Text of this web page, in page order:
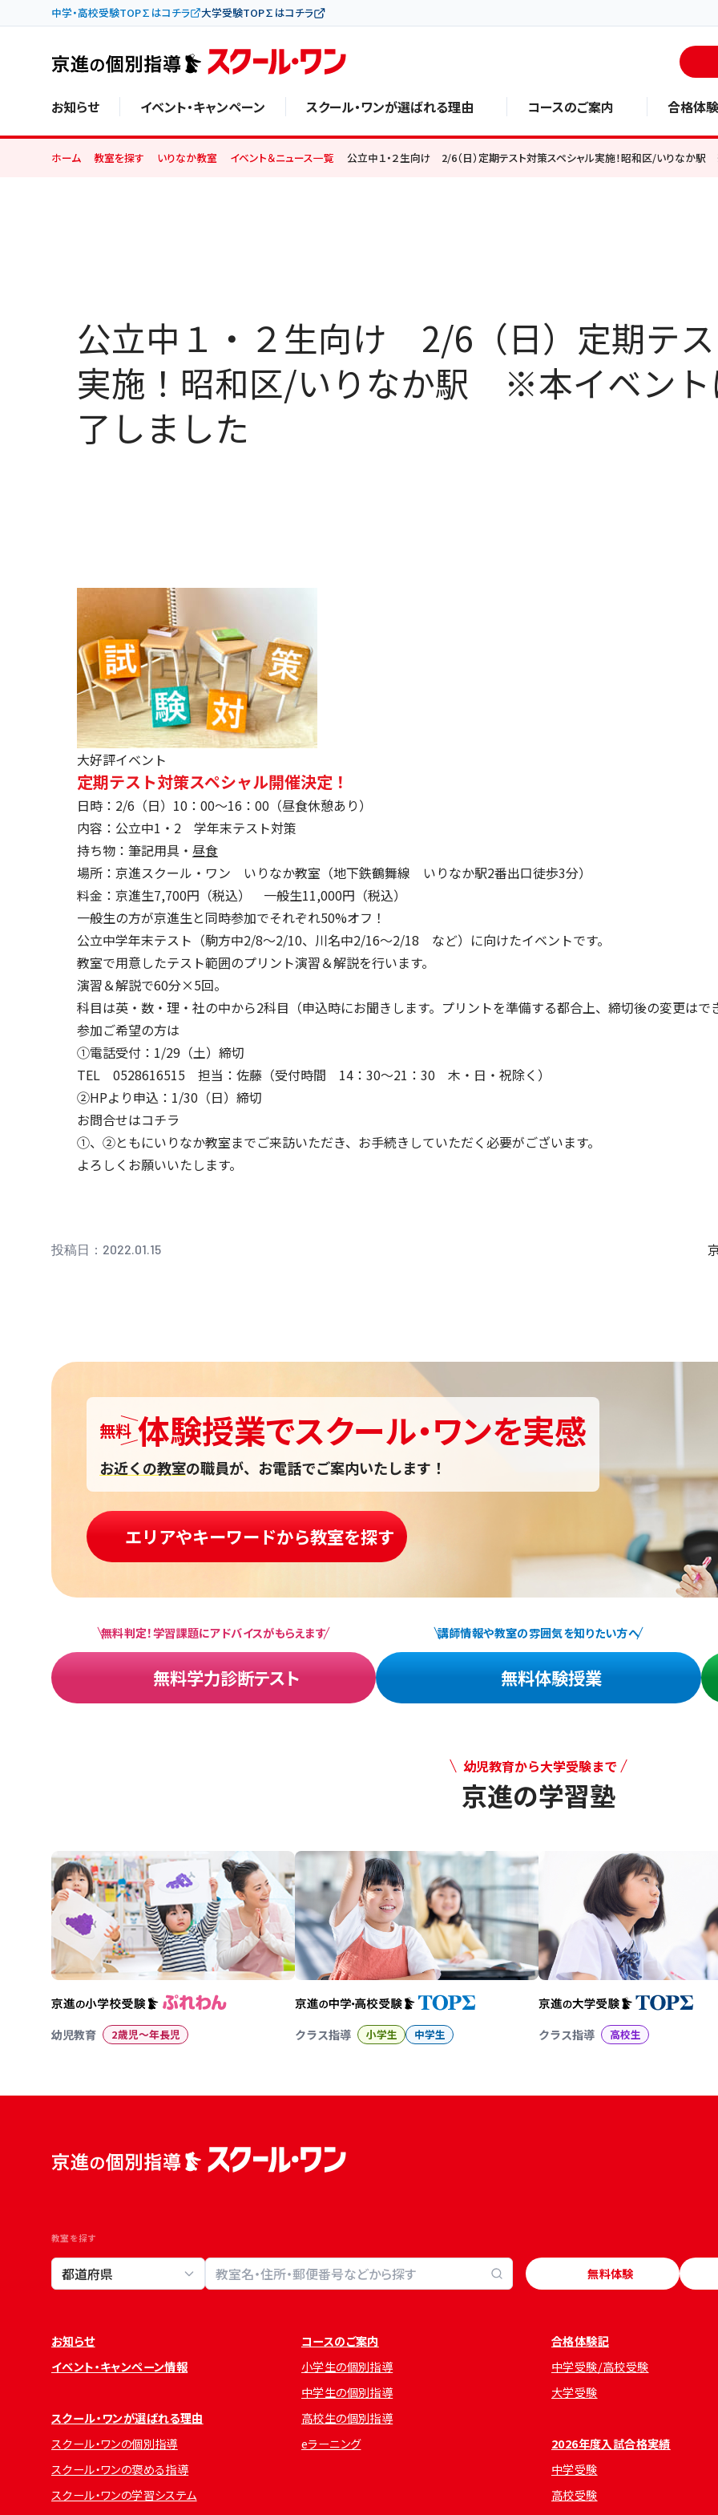
中学・高校受験TOP∑はコチラ 大学受験TOP∑はコチラ
お知らせ イベント・キャンペーン スクール・ワンが選ばれる理由 コースのご案内 合格体
ホーム 教室を探す いりなか教室 イベント＆ニュース一覧 公立中１・２生向け 2/6（日）定期テスト対策スペシャル実施！昭和区/いりなか
公立中１・２生向け 2/6（日）定期テ
実施！昭和区/いりなか駅 ※本イベント
了しました
大好評イベント
定期テスト対策スペシャル開催決定！
日時：2/6（日）10：00～16：00（昼食休憩あり）
内容：公立中1・2 学年末テスト対策
持ち物：筆記用具・ 昼食
場所：京進スクール・ワン いりなか教室（地下鉄鶴舞線 いりなか駅2番出口徒歩3分）
料金：京進生7,700円（税込） 一般生11,000円（税込）
一般生の方が京進生と同時参加でそれぞれ50%オフ！
公立中学年末テスト（駒方中2/8～2/10、川名中2/16～2/18 など）に向けたイベントです。
教室で用意したテスト範囲のプリント演習＆解説を行います。
演習＆解説で60分×5回。
科目は英・数・理・社の中から2科目（申込時にお聞きします。プリントを準備する都合上、締切後の変更はで
参加ご希望の方は
①電話受付：1/29（土）締切
TEL 0528616515 担当：佐藤（受付時間 14：30～21：30 木・日・祝除く）
②HPより申込：1/30（日）締切
お問合せはコチラ
①、②ともにいりなか教室までご来訪いただき、お手続きしていただく必要がございます。
よろしくお願いいたします。
投稿日：2022.01.15
無料 体験授業でスクール・ワンを実感
お近くの教室の職員が、お電話でご案内いたします！
エリアやキーワードから教室を探す
無料判定！学習課題にアドバイスがもらえます
無料学力診断テスト
講師情報や教室の雰囲気を知りたい方へ
無料体験授業
幼児教育から大学受験まで
京進の学習塾
幼児教育 2歳児〜年長児 クラス指導 小学生 中学生 クラス指導 高校生
教室を探す
教室検索 無料体験
お知らせ
イベント・キャンペーン情報
スクール・ワンが選ばれる理由
スクール・ワンの個別指導
スクール・ワンの褒める指導
スクール・ワンの学習システム
コースのご案内
小学生の個別指導
中学生の個別指導
高校生の個別指導
eラーニング
合格体験記
中学受験/高校受験
大学受験
2026年度入試合格実績
中学受験
高校受験